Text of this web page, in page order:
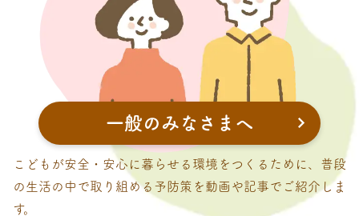
一般のみなさまへ
こどもが安全・安心に暮らせる環境をつくるために、普段
の生活の中で取り組める予防策を動画や記事でご紹介しま
す。